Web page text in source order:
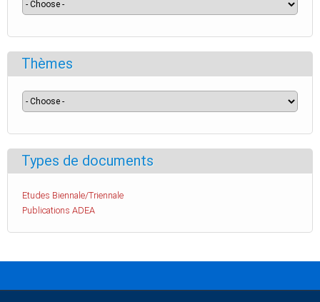
Thèmes
Types de documents
Etudes Biennale/Triennale
Publications ADEA